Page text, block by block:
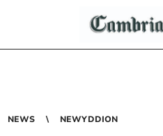
NEWS NEWYDDION